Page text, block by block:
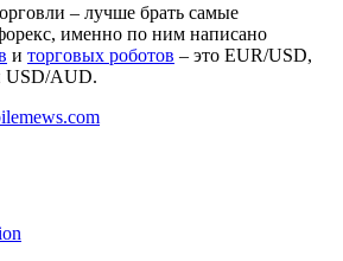
– лучше брать самые
именно по ним написано
и торговых роботов – это EUR/USD,
USD/AUD.